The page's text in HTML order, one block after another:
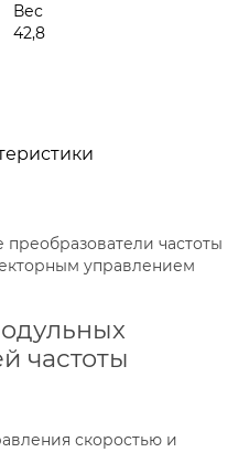
Вес
42,8
частоты
управлением
частоты
скоростью и